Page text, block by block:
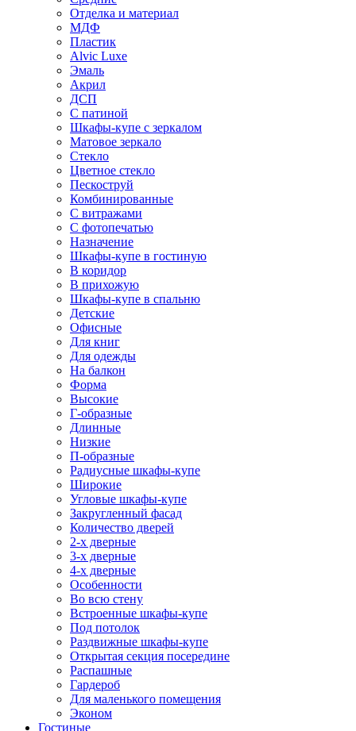
Отделка и материал
МДФ
Пластик
Alvic Luxe
Эмаль
Акрил
ДСП
С патиной
Шкафы-купе с зеркалом
Матовое зеркало
Стекло
Цветное стекло
Пескоструй
Комбинированные
С витражами
С фотопечатью
Назначение
Шкафы-купе в гостиную
В коридор
В прихожую
Шкафы-купе в спальню
Детские
Офисные
Для книг
Для одежды
На балкон
Форма
Высокие
Г-образные
Длинные
Низкие
П-образные
Радиусные шкафы-купе
Широкие
Угловые шкафы-купе
Закругленный фасад
Количество дверей
2-х дверные
3-х дверные
4-х дверные
Особенности
Во всю стену
Встроенные шкафы-купе
Под потолок
Раздвижные шкафы-купе
Открытая секция посередине
Распашные
Гардероб
Для маленького помещения
Эконом
Гостиные